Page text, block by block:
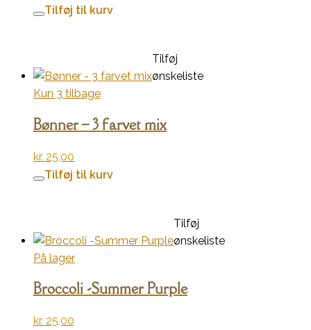
Tilføj til kurv
Tilføj
ønskeliste
Kun 3 tilbage
Bønner – 3 farvet mix
kr. 25,00
Tilføj til kurv
Tilføj
ønskeliste
På lager
Broccoli -Summer Purple
kr. 25,00